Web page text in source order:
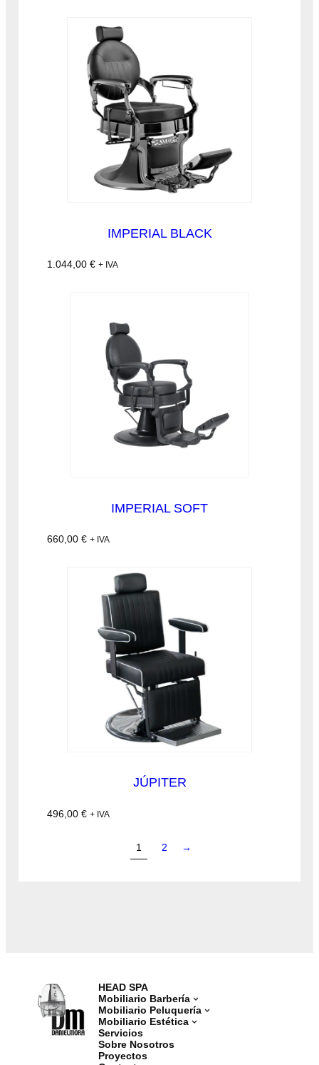
IMPERIAL BLACK
1.044,00 € + IVA
IMPERIAL SOFT
660,00 € + IVA
JÚPITER
496,00 € + IVA
1 2 →
HEAD SPA
Mobiliario Barbería
Mobiliario Peluquería
Mobiliario Estética
Servicios
Sobre Nosotros
Proyectos